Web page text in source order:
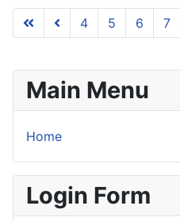
4 5 6 7
Main Menu
Home
Login Form